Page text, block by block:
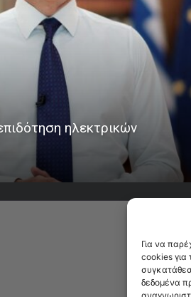
Για να
cookies
δεδομένα
ηλεκτρικών